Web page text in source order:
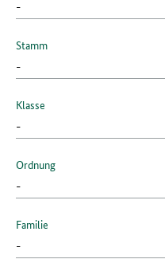
Stamm
Klasse
Ordnung
Familie